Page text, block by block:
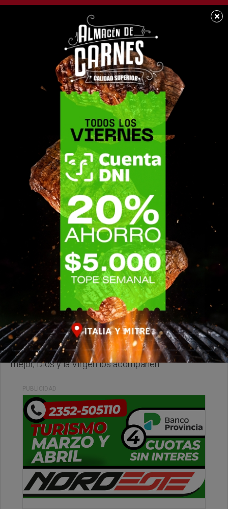
×
BUEN DÍA CHACABUCO
Muy feliz comienzo de
semana para tod@s
Lunes, 13 de Abril de 2026 . 08:16 Hs.
Muy feliz comienzo de semana, le deseamos lo
mejor, Dios y la Virgen los acompañen.
PUBLICIDAD